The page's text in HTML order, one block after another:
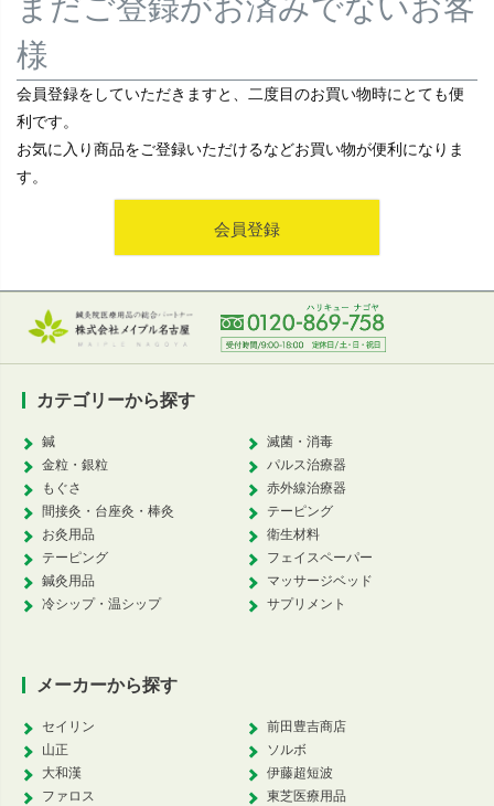
まだご登録がお済みでないお客
様
会員登録をしていただきますと、二度目のお買い物時にとても便
利です。
お気に入り商品をご登録いただけるなどお買い物が便利になりま
す。
会員登録
カテゴリーから探す
鍼
金粒・銀粒
もぐさ
間接灸・台座灸・棒灸
お灸用品
テーピング
鍼灸用品
冷シップ・温シップ
滅菌・消毒
パルス治療器
赤外線治療器
テーピング
衛生材料
フェイスペーパー
マッサージベッド
サプリメント
メーカーから探す
セイリン
山正
大和漢
ファロス
前田豊吉商店
ソルボ
伊藤超短波
東芝医療用品